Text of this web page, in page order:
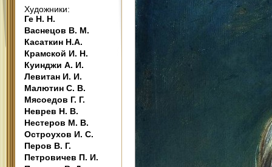
Художники:
Ге Н. Н.
Васнецов В. М.
Касаткин Н.А.
Крамской И. Н.
Куинджи А. И.
Левитан И. И.
Малютин С. В.
Мясоедов Г. Г.
Неврев Н. В.
Нестеров М. В.
Остроухов И. С.
Перов В. Г.
Петровичев П. И.